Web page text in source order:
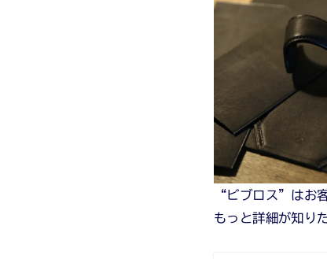
“ビブロス”はお
もっと詳細が知り